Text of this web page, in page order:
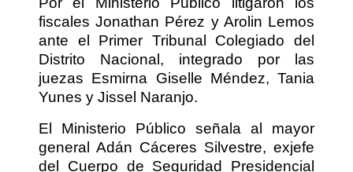
fiscales Jonathan Pérez y Arolin Lemos
ante el Primer Tribunal Colegiado del
Distrito Nacional, integrado por las
juezas Esmirna Giselle Méndez, Tania
Yunes y Jissel Naranjo.
El Ministerio Público señala al mayor
general Adán Cáceres Silvestre, exjefe
del Cuerpo de Seguridad Presidencial